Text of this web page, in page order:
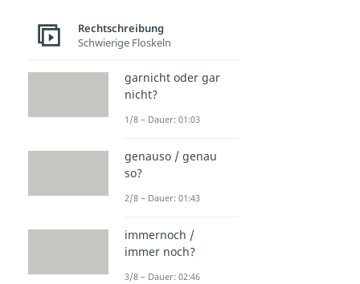
Rechtschreibung
Schwierige Floskeln
garnicht oder gar
nicht?
1/8 – Dauer: 01:03
genauso / genau
so?
2/8 – Dauer: 01:43
immernoch /
immer noch?
3/8 – Dauer: 02:46